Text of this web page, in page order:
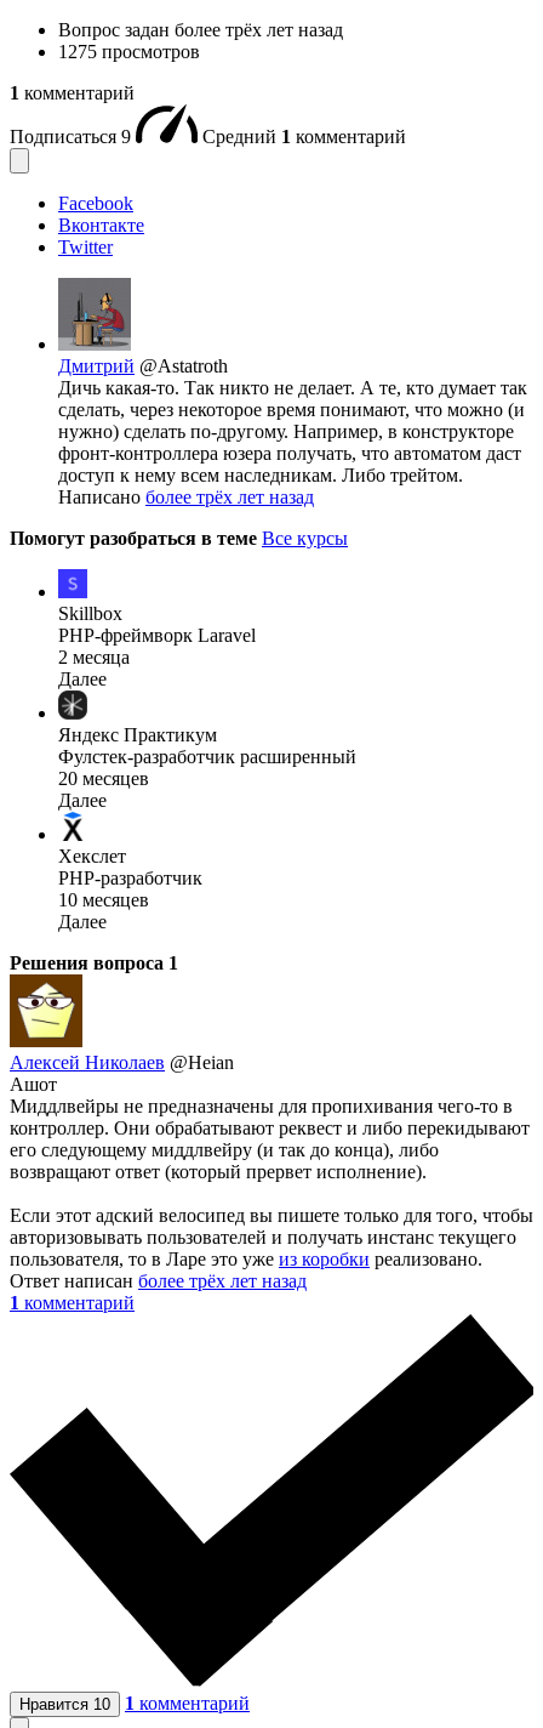
Вопрос задан более трёх лет назад
1275 просмотров
1 комментарий
Подписаться 9 Средний 1 комментарий
Facebook
Вконтакте
Twitter
Дмитрий @Astatroth
Дичь какая-то. Так никто не делает. А те, кто думает так
сделать, через некоторое время понимают, что можно (и
нужно) сделать по-другому. Например, в конструкторе
фронт-контроллера юзера получать, что автоматом даст
доступ к нему всем наследникам. Либо трейтом.
Написано более трёх лет назад
Помогут разобраться в теме Все курсы
Skillbox
PHP-фреймворк Laravel
2 месяца
Далее
Яндекс Практикум
Фулстек-разработчик расширенный
20 месяцев
Далее
Хекслет
PHP-разработчик
10 месяцев
Далее
Решения вопроса 1
Алексей Николаев @Heian
Ашот
Миддлвейры не предназначены для пропихивания чего-то в
контроллер. Они обрабатывают реквест и либо перекидывают
его следующему миддлвейру (и так до конца), либо
возвращают ответ (который прервет исполнение).
Если этот адский велосипед вы пишете только для того, чтобы
авторизовывать пользователей и получать инстанс текущего
пользователя, то в Ларе это уже из коробки реализовано.
Ответ написан более трёх лет назад
1 комментарий
Нравится 10 1 комментарий